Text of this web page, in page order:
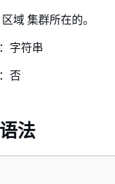
域 集群所在的。
字符串
否
法